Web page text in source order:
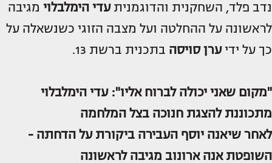
נדב פלד, השחקנית והדוגמניתעדי הימלבלוי מגיבה
לראשונה על ההחלטה ועל מצבה הזוגי כשנשאלה על
כך על ידיערן סויסה בתכנית ברשת 13.
"מקום שאני יכולה לברוח אליו": עדי הימלבלוי
מתכוננת להצגת חנוכה בצל המלחמה
לאחר שיאנה יוסף העבירה ביקורת על הדחתה -
השופטת אנה ארונוב מגיבה לראשונה